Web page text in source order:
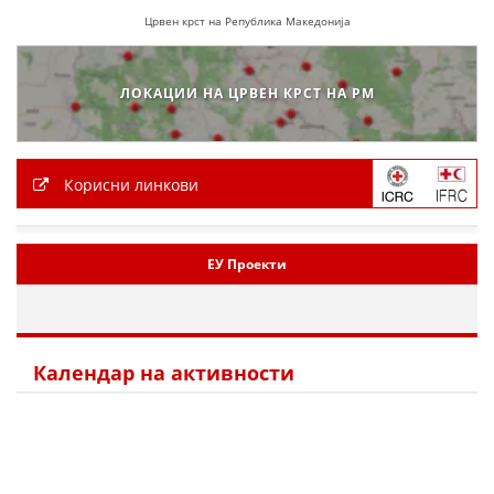
Црвен крст на Република Македонија
ЛОКАЦИИ НА ЦРВЕН КРСТ НА РМ
Корисни линкови
ЕУ Проекти
Календар на активности